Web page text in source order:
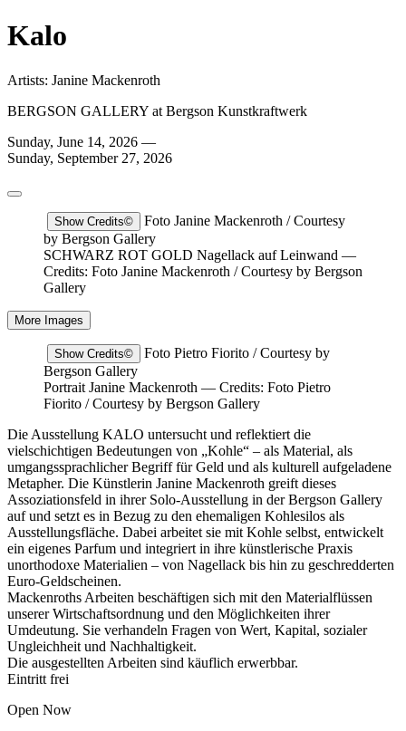
Kalo
Artists: Janine Mackenroth
BERGSON GALLERY at Bergson Kunstkraftwerk
Sunday, June 14, 2026 —
Sunday, September 27, 2026
Show Credits©
Foto Janine Mackenroth / Courtesy
by Bergson Gallery
SCHWARZ ROT GOLD Nagellack auf Leinwand —
Credits: Foto Janine Mackenroth / Courtesy by Bergson
Gallery
More Images
Show Credits©
Foto Pietro Fiorito / Courtesy by
Bergson Gallery
Portrait Janine Mackenroth — Credits: Foto Pietro
Fiorito / Courtesy by Bergson Gallery
Die Ausstellung KALO untersucht und reflektiert die
vielschichtigen Bedeutungen von „Kohle“ – als Material, als
umgangssprachlicher Begriff für Geld und als kulturell aufgeladene
Metapher. Die Künstlerin Janine Mackenroth greift dieses
Assoziationsfeld in ihrer Solo-Ausstellung in der Bergson Gallery
auf und setzt es in Bezug zu den ehemaligen Kohlesilos als
Ausstellungsfläche. Dabei arbeitet sie mit Kohle selbst, entwickelt
ein eigenes Parfum und integriert in ihre künstlerische Praxis
unorthodoxe Materialien – von Nagellack bis hin zu geschredderten
Euro-Geldscheinen.
Mackenroths Arbeiten beschäftigen sich mit den Materialflüssen
unserer Wirtschaftsordnung und den Möglichkeiten ihrer
Umdeutung. Sie verhandeln Fragen von Wert, Kapital, sozialer
Ungleichheit und Nachhaltigkeit.
Die ausgestellten Arbeiten sind käuflich erwerbbar.
Eintritt frei
Open Now